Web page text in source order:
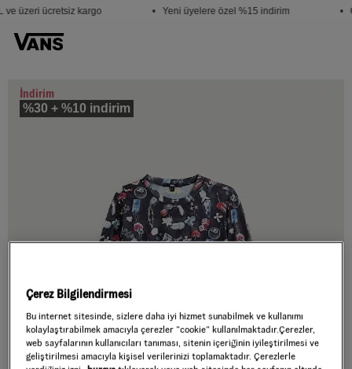
üzeri ücretsiz kargo • Yeni üyelere özel %15 indirim •
İndirim
%30 + %10 indirim
Çerez Bilgilendirmesi
Bu internet sitesinde, sizlere daha iyi hizmet sunabilmek ve kullanımı
kolaylaştırabilmek amacıyla çerezler ”cookie” kullanılmaktadır.Çerezler,
web sayfalarının kullanıcıları tanıması, sitenin içeriğinin iyileştirilmesi ve
geliştirilmesi amacıyla kişisel verilerinizi toplamaktadır. Çerezlerle